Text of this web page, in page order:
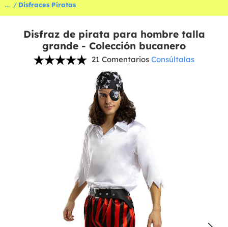
... Disfraces Piratas
Disfraz de pirata para hombre talla
grande - Colección bucanero
21 Comentarios Consúltalas